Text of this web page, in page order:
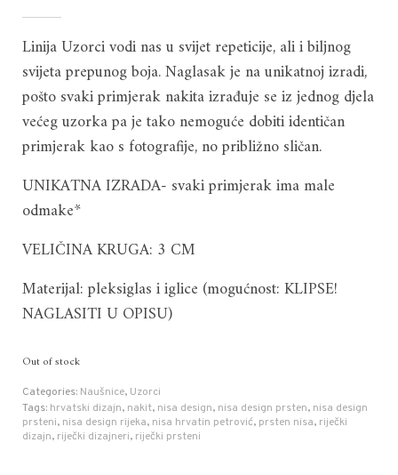
was:
27.00 €.
is:
14.00 €.
Linija Uzorci vodi nas u svijet repeticije, ali i biljnog
svijeta prepunog boja. Naglasak je na unikatnoj izradi,
pošto svaki primjerak nakita izrađuje se iz jednog djela
većeg uzorka pa je tako nemoguće dobiti identičan
primjerak kao s fotografije, no približno sličan.
UNIKATNA IZRADA- svaki primjerak ima male
odmake*
VELIČINA KRUGA: 3 CM
Materijal: pleksiglas i iglice (mogućnost: KLIPSE!
NAGLASITI U OPISU)
Out of stock
Categories: Naušnice, Uzorci
Tags: hrvatski dizajn, nakit, nisa design, nisa design prsten, nisa design
prsteni, nisa design rijeka, nisa hrvatin petrović, prsten nisa, riječki
dizajn, riječki dizajneri, riječki prsteni